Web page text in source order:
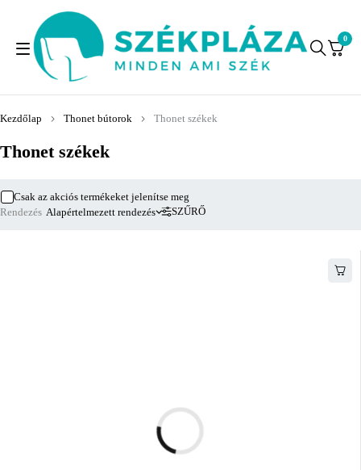
0
Thonet székek
Kezdőlap Thonet bútorok Thonet székek
SZŰRŐ
Csak az akciós termékeket jelenítse meg
Rendezés Alapértelmezett rendezés